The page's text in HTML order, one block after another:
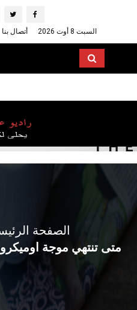
السبت 8 أوت 2026 أتصال بنا
الصفحة
متى تنتهي موجة